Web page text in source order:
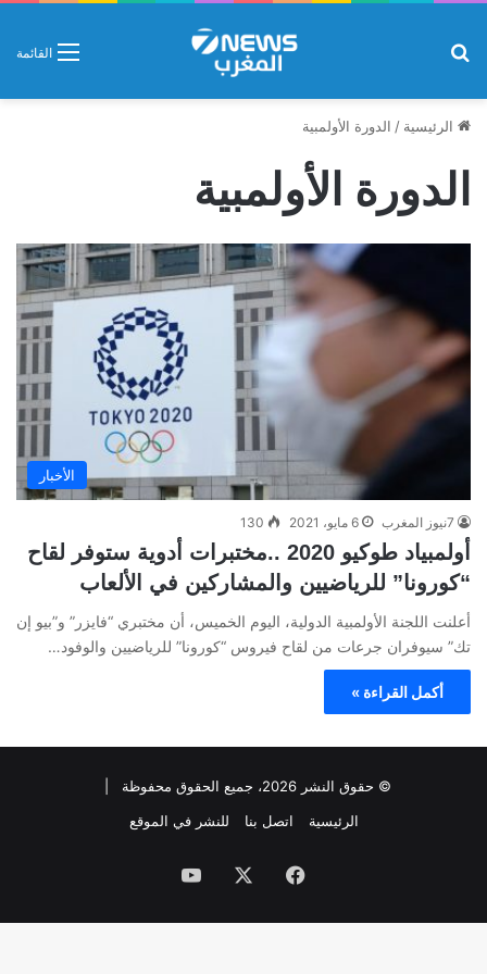
القائمة
الرئيسية / الدورة الأولمبية
الدورة الأولمبية
الأخبار
7نيوز المغرب 6 مايو، 2021 130
أولمبياد طوكيو 2020 ..مختبرات أدوية ستوفر لقاح
“كورونا” للرياضيين والمشاركين في الألعاب
أعلنت اللجنة الأولمبية الدولية، اليوم الخميس، أن مختبري “فايزر” و”بيو إن
تك” سيوفران جرعات من لقاح فيروس “كورونا” للرياضيين والوفود…
أكمل القراءة »
© حقوق النشر 2026، جميع الحقوق محفوظة |
الرئيسية
اتصل بنا للنشر في الموقع
فيسبوك